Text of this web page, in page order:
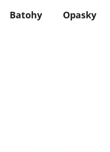
Batohy Opasky